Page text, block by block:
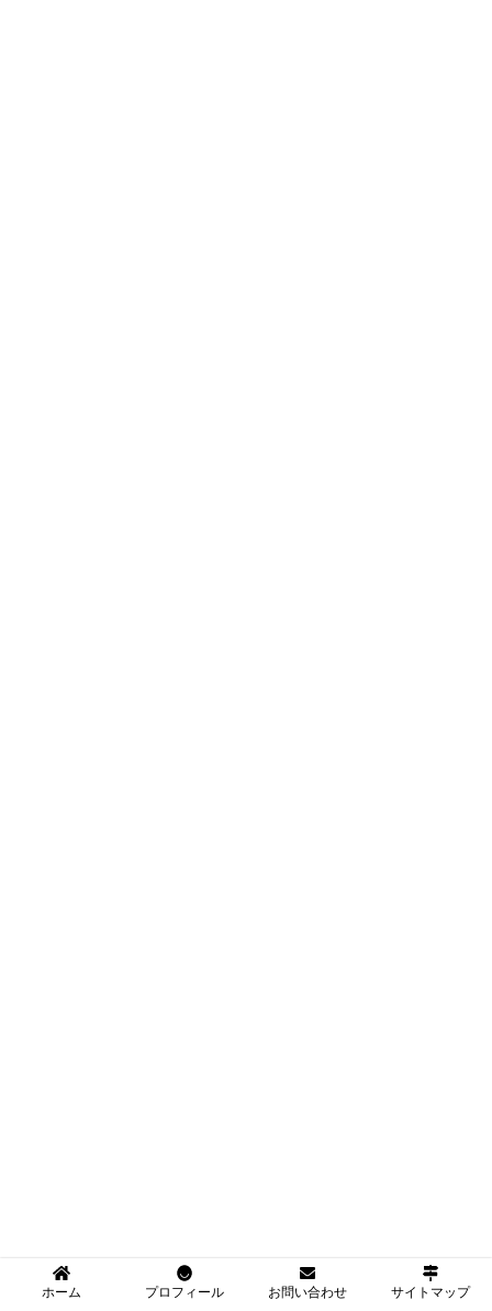
ホーム プロフィール お問い合わせ サイトマップ